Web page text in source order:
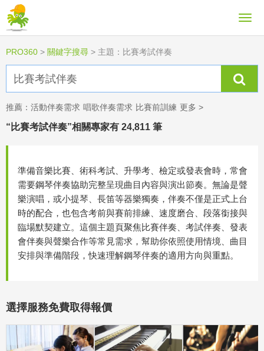
PRO360 > 關鍵字搜尋 > 主題：比賽考試伴奏
推薦： 活動伴奏需求 唱歌伴奏需求 比賽前訓練 更多 >
“比賽考試伴奏”相關專家有 24,811 筆
準備音樂比賽、術科考試、升學考、檢定或發表會時，常會
需要鋼琴伴奏協助完整呈現曲目內容與演出節奏。無論是聲
樂演唱，或小提琴、長笛等器樂獨奏，伴奏不僅是正式上台
時的配合，也包含考前與賽前排練、速度磨合、段落銜接與
臨場默契建立。這個主題頁聚焦比賽伴奏、考試伴奏、發表
會伴奏與聲樂合作等常見需求，幫助你依照使用情境、曲目
安排與準備階段，快速理解鋼琴伴奏的適用方向與重點。
選擇服務免費取得報價